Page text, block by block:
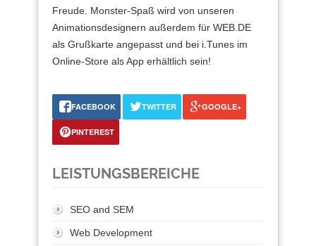
Freude. Monster-Spaß wird von unseren
Animationsdesignern außerdem für WEB.DE
als Grußkarte angepasst und bei i.Tunes im
Online-Store als App erhältlich sein!
FACEBOOK TWITTER GOOGLE+
PINTEREST
LEISTUNGSBEREICHE
SEO and SEM
Web Development